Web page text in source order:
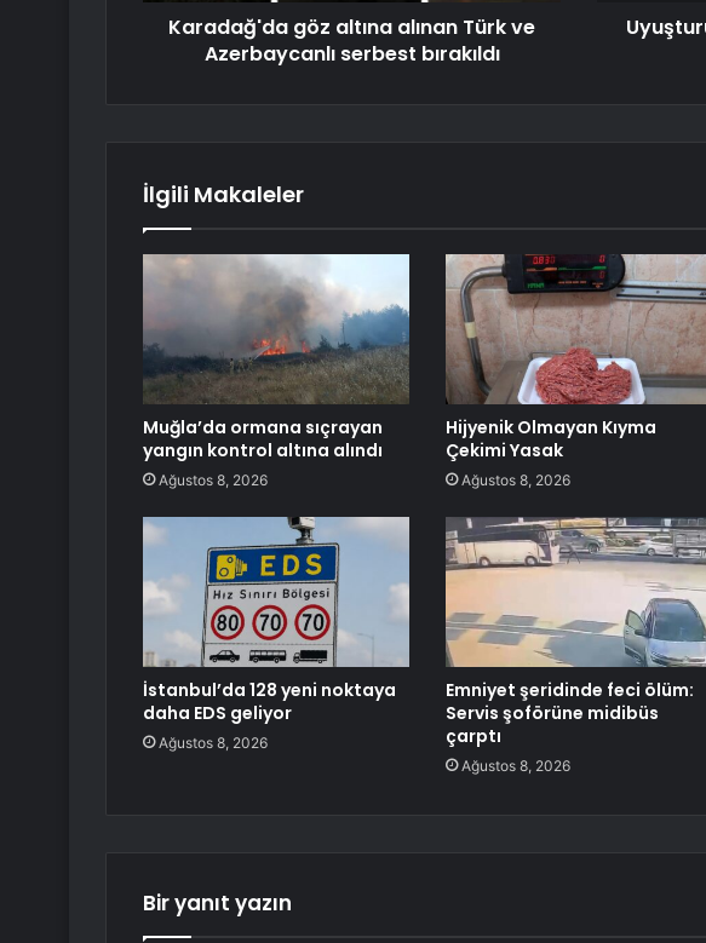
Karadağ'da göz altına alınan Türk ve
Azerbaycanlı serbest bırakıldı
İlgili Makaleler
Muğla’da ormana sıçrayan
yangın kontrol altına alındı
Ağustos 8, 2026
Hijyenik Olmayan Kıyma
Çekimi Yasak
Ağustos 8, 2026
İstanbul’da 128 yeni noktaya
daha EDS geliyor
Ağustos 8, 2026
Emniyet şeridinde feci ölüm:
Servis şoförüne midibüs
çarptı
Ağustos 8, 2026
Bir yanıt yazın